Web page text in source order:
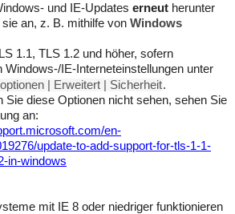
und IE-Updates erneut herunter
an, z. B. mithilfe von Windows
1.1, TLS 1.2 und höher, sofern
Windows-/IE-Interneteinstellungen unter
| Erweitert | Sicherheit.
Sie diese Optionen nicht sehen, sehen Sie
an:
en-
update-to-add-support-for-tls-1-1-
in-windows
mit IE 8 oder niedriger funktionieren